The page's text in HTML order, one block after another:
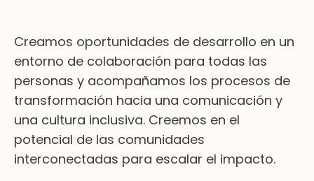
Creamos oportunidades de desarrollo en un
entorno de colaboración para todas las
personas y acompañamos los procesos de
transformación hacia una comunicación y
una cultura inclusiva. Creemos en el
potencial de las comunidades
interconectadas para escalar el impacto.